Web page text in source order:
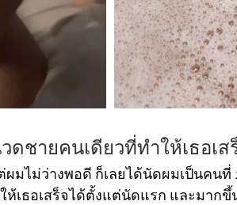
ดชายคนเดียวที่ทำให้เธอเส
มไม่ว่างพอดี ก็เลยได้นัดผมเป็นคนที่
ห้เธอเสร็จได้ตั้งแต่นัดแรก และมาก